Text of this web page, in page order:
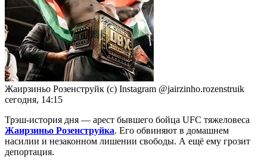
Жаирзиньо Розенструйк (с) Instagram @jairzinho.rozenstruik
сегодня, 14:15
Трэш-история дня — арест бывшего бойца UFC тяжеловеса
Жаирзиньо Розенструйка. Его обвиняют в домашнем
насилии и незаконном лишении свободы. А ещё ему грозит
депортация.